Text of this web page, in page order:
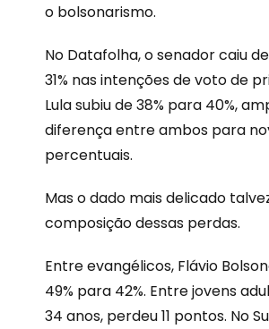
o bolsonarismo.
No Datafolha, o senador caiu
31% nas intenções de voto de
Lula subiu de 38% para 40%,
diferença entre ambos para
percentuais.
Mas o dado mais delicado
composição dessas perdas.
Entre evangélicos, Flávio
49% para 42%. Entre jovens
34 anos, perdeu 11 pontos. No